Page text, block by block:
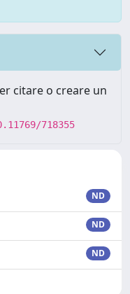
citare o creare un
718355
ND
ND
ND